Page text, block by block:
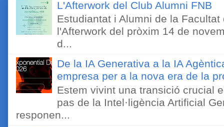
L'Afterwork del Club Alumni FNB
Estudiantat i Alumni de la
l'Afterwork del pròxim 14 de
d...
De la IA Generativa a la IA
empresa per a la nova era de la
Estem vivint una transició crucial
pas de la Intel·ligència Artificial
responen...